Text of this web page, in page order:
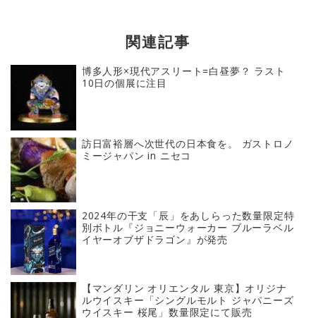
関連記事
博多人形×現代アスリート=白昼夢？ ラスト
10日の個展に注目
訪日富裕層へ次世代の日本食を。 ガストロノ
ミージャパン in ニセコ
2024年の干支「辰」をあしらった数量限定特
別ボトル『ジョニーウォーカー ブルーラベル
イヤーオブザドラゴン』が発売
【マンダリン オリエンタル 東京】オリジナ
ルウイスキー「シングルモルト ジャパニーズ
ウイスキー 桜尾」数量限定にて販売